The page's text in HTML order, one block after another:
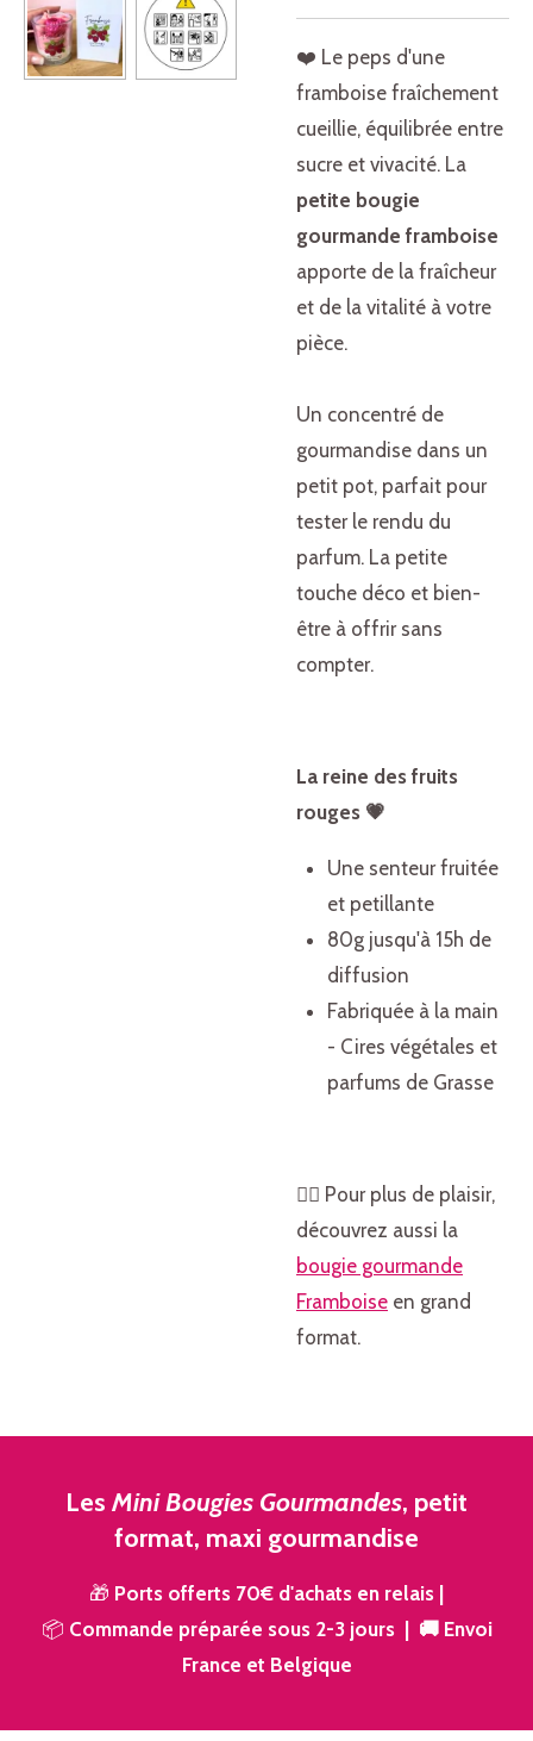
❤️ Le peps d'une
framboise fraîchement
cueillie, équilibrée entre
sucre et vivacité. La
petite bougie
gourmande framboise
apporte de la fraîcheur
et de la vitalité à votre
pièce.
Un concentré de
gourmandise dans un
petit pot, parfait pour
tester le rendu du
parfum. La petite
touche déco et bien-
être à offrir sans
compter.
La reine des fruits
rouges 💗
Une senteur fruitée
et petillante
80g jusqu'à 15h de
diffusion
Fabriquée à la main
- Cires végétales et
parfums de Grasse
👉🏻 Pour plus de plaisir,
découvrez aussi la
bougie gourmande
Framboise en grand
format.
Les Mini Bougies Gourmandes, petit
format, maxi gourmandise
🎁 Ports offerts 70€ d'achats en relais
📦 Commande préparée sous 2-3 jours | 🚚 Envoi
France et Belgique